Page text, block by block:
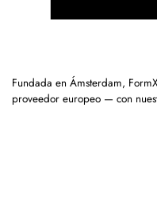
Fundada en Ámsterdam,
proveedor europeo — con